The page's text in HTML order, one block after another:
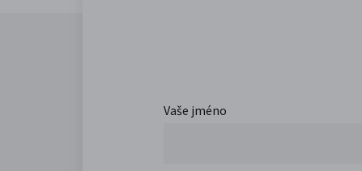
Vaše jméno